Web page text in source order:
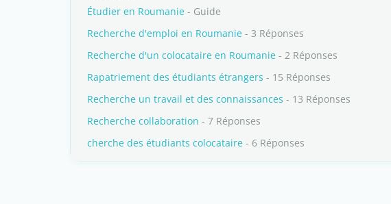
Étudier en Roumanie - Guide
Recherche d'emploi en Roumanie - 3 Réponses
Recherche d'un colocataire en Roumanie - 2 Réponses
Rapatriement des étudiants étrangers - 15 Réponses
Recherche un travail et des connaissances - 13 Réponses
Recherche collaboration - 7 Réponses
cherche des étudiants colocataire - 6 Réponses